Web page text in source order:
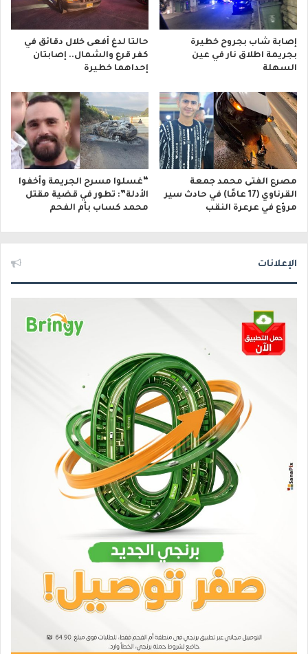
إصابة شاب بجروح خطيرة
بجريمة اطلاق نار في عين
السهلة
حالتا لدغ أفعى خلال دقائق في
كفر قرع والشمال.. إصابتان
إحداهما خطيرة
مصرع الفتى محمد جمعة
القرناوي (17 عامًا) في حادث سير
مروّع في عرعرة النقب
“غسلوا مسرح الجريمة وأخفوا
الأدلة”: تطور في قضية مقتل
محمد كساب بأم الفحم
الإعلانات